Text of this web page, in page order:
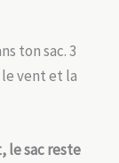
ton sac. 3
vent et la
le sac reste